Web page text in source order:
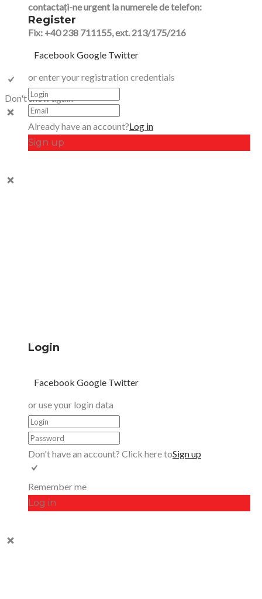
contactați-ne urgent la numerele de telefon:
Fix: +40 238 711155, ext. 213/175/216
Don't show again
Register
Facebook Google Twitter
or enter your registration credentials
Already have an account?Log in
Sign up
Login
Facebook Google Twitter
or use your login data
Don't have an account? Click here toSign up
Remember me
Log in